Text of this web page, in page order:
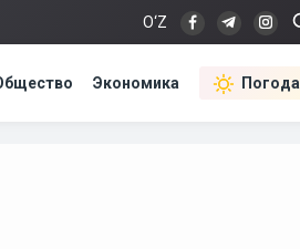
O‘Z
Экономика Погода